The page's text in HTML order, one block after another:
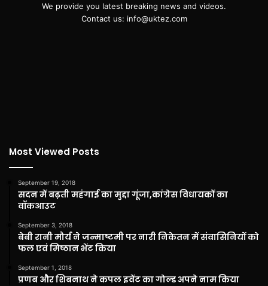
We provide you latest breaking news and videos.
Contact us: info@uktez.com
Most Viewed Posts
September 19, 2018
सदन में बढ़ती महंगाई का मुद्दा गूंजा,कांग्रेस विधायकों का
वॉकआउट
September 3, 2018
बेबी रानी मौर्य ने जन्माष्टमी पर नारी निकेतन में संवासिनियों को
फल एवं मिष्ठान भेंट किया
September 1, 2018
प्रणब और शिबनाथ ने कपल इवेंट का गोल्ड अपने नाम किया